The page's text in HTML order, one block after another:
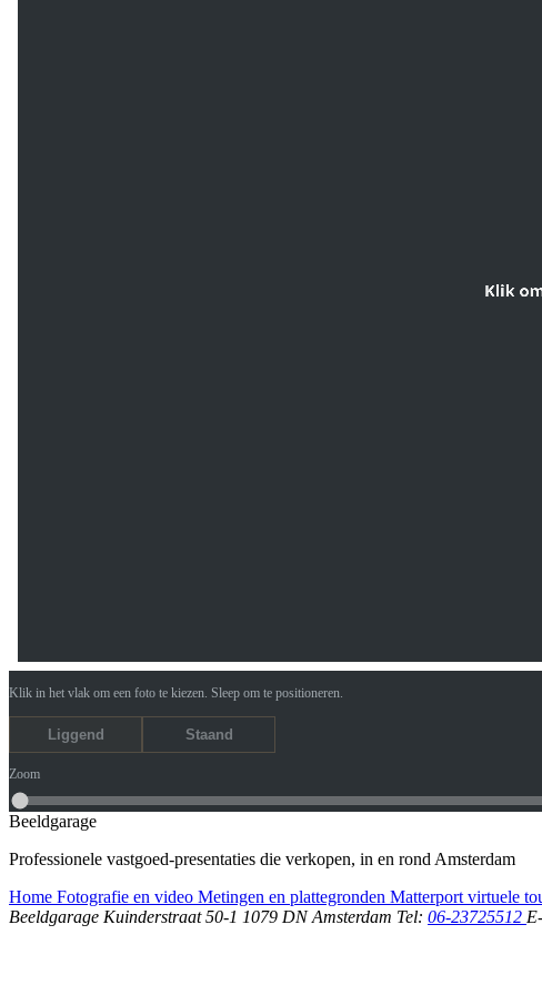
Klik in het vlak om een foto te kiezen. Sleep om te positioneren.
Liggend Staand
Zoom
Beeldgarage
Professionele vastgoed-presentaties die verkopen, in en rond Amsterdam
Home Fotografie en video Metingen en plattegronden Matterport virtuele
Beeldgarage Kuinderstraat 50-1 1079 DN Amsterdam Tel: 06-23725512